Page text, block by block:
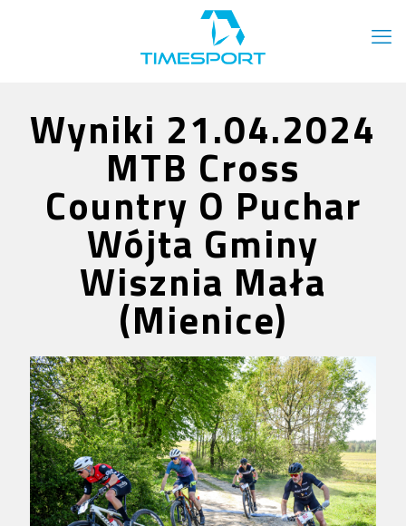
Wyniki 21.04.2024
MTB Cross
Country O Puchar
Wójta Gminy
Wisznia Mała
(Mienice)